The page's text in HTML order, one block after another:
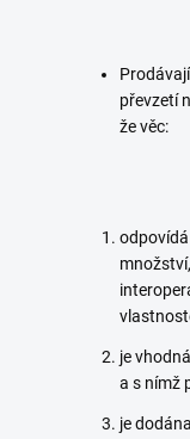
převzetí
že věc:
je
a s nímž
je